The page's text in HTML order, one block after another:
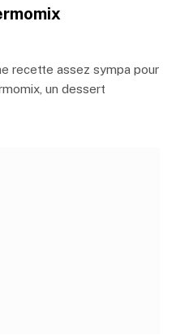
recette assez sympa pour
un dessert